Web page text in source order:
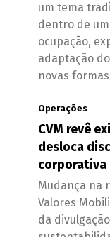
um tema
dentro de
ocupação,
adaptação
novas
Operações
CVM revê
desloca
corporativa
Mudança na
Valores
da